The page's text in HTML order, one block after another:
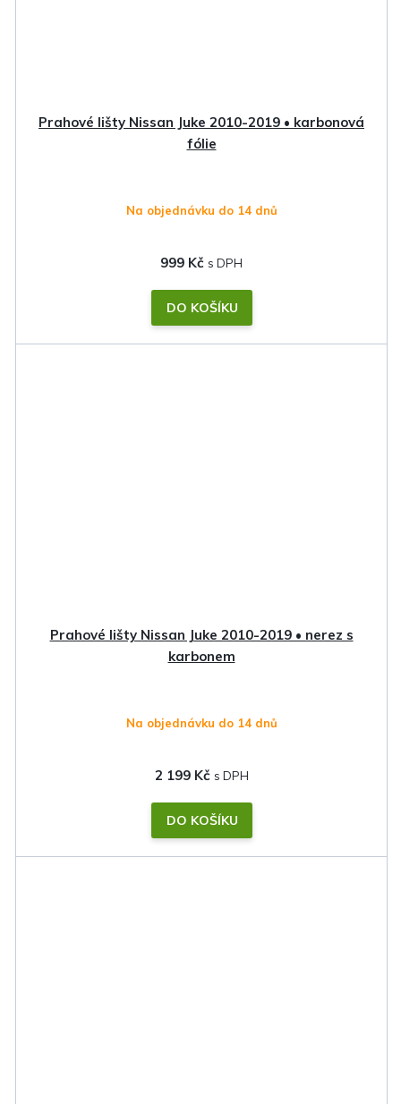
Prahové lišty Nissan Juke 2010-2019 • karbonová
fólie
Na objednávku do 14 dnů
999 Kč
DO KOŠÍKU
Prahové lišty Nissan Juke 2010-2019 • nerez s
karbonem
Na objednávku do 14 dnů
2 199 Kč
DO KOŠÍKU